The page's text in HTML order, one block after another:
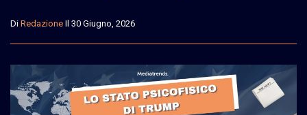
Di Redazione Il 30 Giugno, 2026